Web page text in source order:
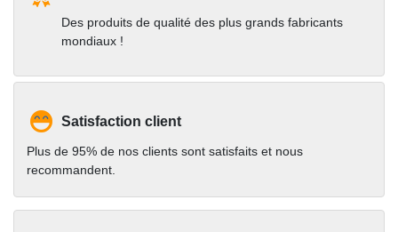
Des produits de qualité des plus grands fabricants
mondiaux !
Satisfaction client
Plus de 95% de nos clients sont satisfaits et nous
recommandent.